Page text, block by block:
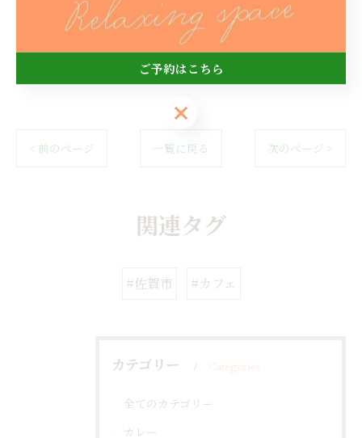
#佐賀市 #カフェ #佐賀
< 前のページ 一覧に戻る 次のページ >
関連タグ
#佐賀市 #カフェ
カテゴリー Categories
全てのカテゴリー
カレー
ご予約はこちら
ご予約はこちら